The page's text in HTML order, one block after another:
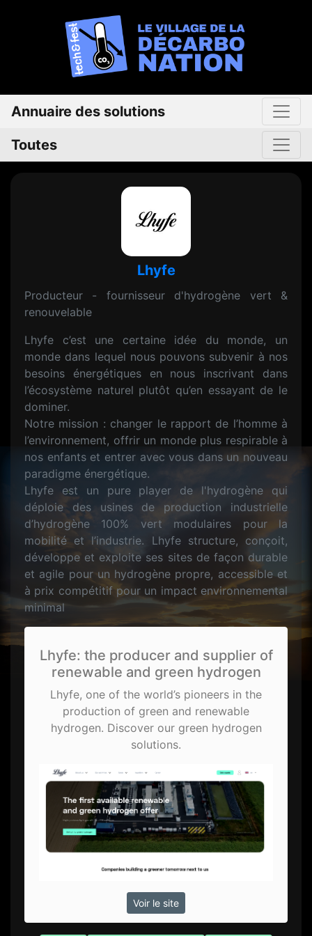
Annuaire des solutions
Toutes
Lhyfe
Producteur - fournisseur d'hydrogène vert &
renouvelable
Lhyfe c’est une certaine idée du monde, un
monde dans lequel nous pouvons subvenir à nos
besoins énergétiques en nous inscrivant dans
l’écosystème naturel plutôt qu’en essayant de le
dominer.
Notre mission : changer le rapport de l’homme à
l’environnement, offrir un monde plus respirable à
nos enfants et entrer avec vous dans un nouveau
paradigme énergétique.
Lhyfe est un pure player de l'hydrogène qui
déploie des usines de production industrielle
d’hydrogène 100% vert modulaires pour la
mobilité et l’industrie. Lhyfe structure, conçoit,
développe et exploite ses sites de façon durable
et agile pour un hydrogène propre, accessible et
à prix compétitif pour un impact environnemental
minimal
Lhyfe: the producer and supplier of
renewable and green hydrogen
Lhyfe, one of the world’s pioneers in the
production of green and renewable
hydrogen. Discover our green hydrogen
solutions.
Voir le site